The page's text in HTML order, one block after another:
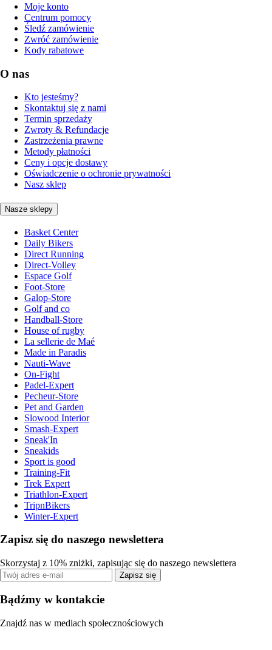
Moje konto
Centrum pomocy
Śledź zamówienie
Zwróć zamówienie
Kody rabatowe
O nas
Kto jesteśmy?
Skontaktuj się z nami
Termin sprzedaży
Zwroty & Refundacje
Zastrzeżenia prawne
Metody płatności
Ceny i opcje dostawy
Oświadczenie o ochronie prywatności
Nasz sklep
Nasze sklepy
Basket Center
Daily Bikers
Direct Running
Direct-Volley
Espace Golf
Foot-Store
Galop-Store
Golf and co
Handball-Store
House of rugby
La sellerie de Maé
Made in Paradis
Nauti-Wave
On-Fight
Padel-Expert
Pecheur-Store
Pet and Garden
Slowood Interior
Smash-Expert
Sneak'In
Sneakids
Sport is good
Training-Fit
Trek Expert
Triathlon-Expert
TripnBikers
Winter-Expert
Zapisz się do naszego newslettera
Skorzystaj z 10% zniżki, zapisując się do naszego newslettera
Zapisz się
Bądźmy w kontakcie
Znajdź nas w mediach społecznościowych